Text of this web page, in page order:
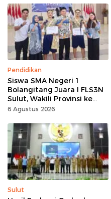
Pendidikan
Siswa SMA Negeri 1
Bolangitang Juara I FLS3N
Sulut, Wakili Provinsi ke
Tingkat Nasional
6 Agustus 2026
Sulut